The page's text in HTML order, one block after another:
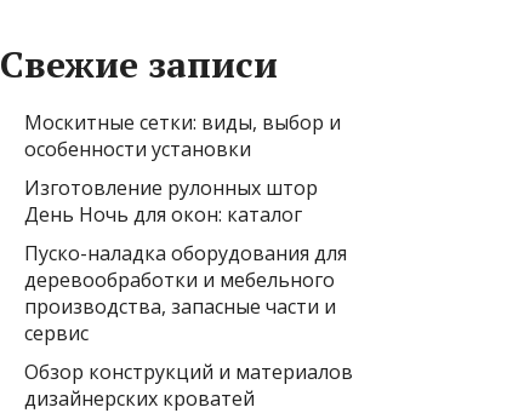
Свежие записи
Москитные сетки: виды, выбор и
особенности установки
Изготовление рулонных штор
День Ночь для окон: каталог
Пуско-наладка оборудования для
деревообработки и мебельного
производства, запасные части и
сервис
Обзор конструкций и материалов
дизайнерских кроватей